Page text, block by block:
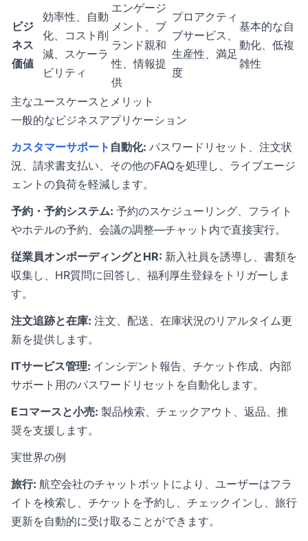
ビジ
ネス
価値
効率性、自動
化、コスト削
減、スケーラ
ビリティ
エンゲージ
メント、ブ
ランド親和
性、情報提
供
プロアクティ
ブサービス、
生産性、満足
度
基本的な自
動化、低複
雑性
主なユースケースとメリット
一般的なビジネスアプリケーション
カスタマーサポート 自動化: パスワードリセット、注文状
況、請求書支払い、その他のFAQを処理し、ライブエージ
ェントの負荷を軽減します。
予約・予約システム: 予約のスケジューリング、フライト
やホテルの予約、会議の調整—チャット内で直接実行。
従業員オンボーディングとHR: 新入社員を誘導し、書類を
収集し、HR質問に回答し、福利厚生登録をトリガーしま
す。
注文追跡と在庫: 注文、配送、在庫状況のリアルタイム更
新を提供します。
ITサービス管理: インシデント報告、チケット作成、内部
サポート用のパスワードリセットを自動化します。
Eコマースと小売: 製品検索、チェックアウト、返品、推
奨を支援します。
実世界の例
旅行: 航空会社のチャットボットにより、ユーザーはフラ
イトを検索し、チケットを予約し、チェックインし、旅行
更新を自動的に受け取ることができます。